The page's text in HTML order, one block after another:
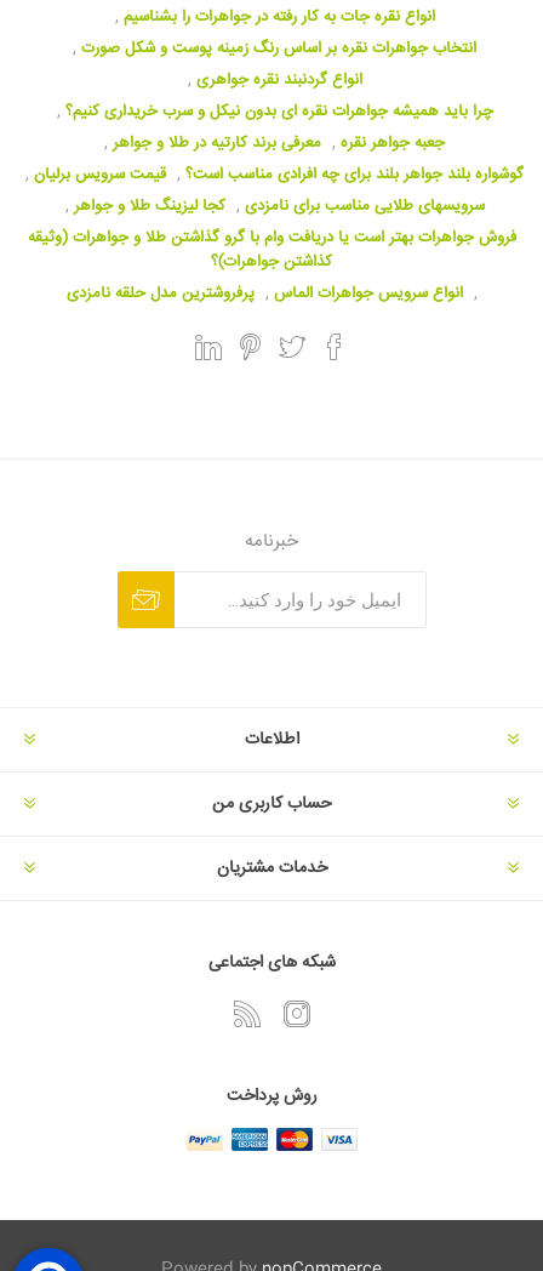
انواع نقره جات به کار رفته در جواهرات را بشناسیم ,
انتخاب جواهرات نقره بر اساس رنگ زمینه پوست و شکل صورت ,
انواع گردنبند نقره جواهری ,
چرا باید همیشه جواهرات نقره ای بدون نیکل و سرب خریداری کنیم؟ ,
جعبه جواهر نقره , معرفی برند کارتیه در طلا و جواهر ,
گوشواره بلند جواهر بلند برای چه افرادی مناسب است؟ , قیمت سرویس برلیان ,
سرویسهای طلایی مناسب برای نامزدی , کجا لیزینگ طلا و جواهر ,
فروش جواهرات بهتر است یا دریافت وام با گرو گذاشتن طلا و جواهرات (وثیقه
کذاشتن جواهرات)؟
, انواع سرویس جواهرات الماس , پرفروشترین مدل حلقه نامزدی
خبرنامه
اطلاعات
حساب کاربری من
خدمات مشتریان
شبکه های اجتماعی
روش پرداخت